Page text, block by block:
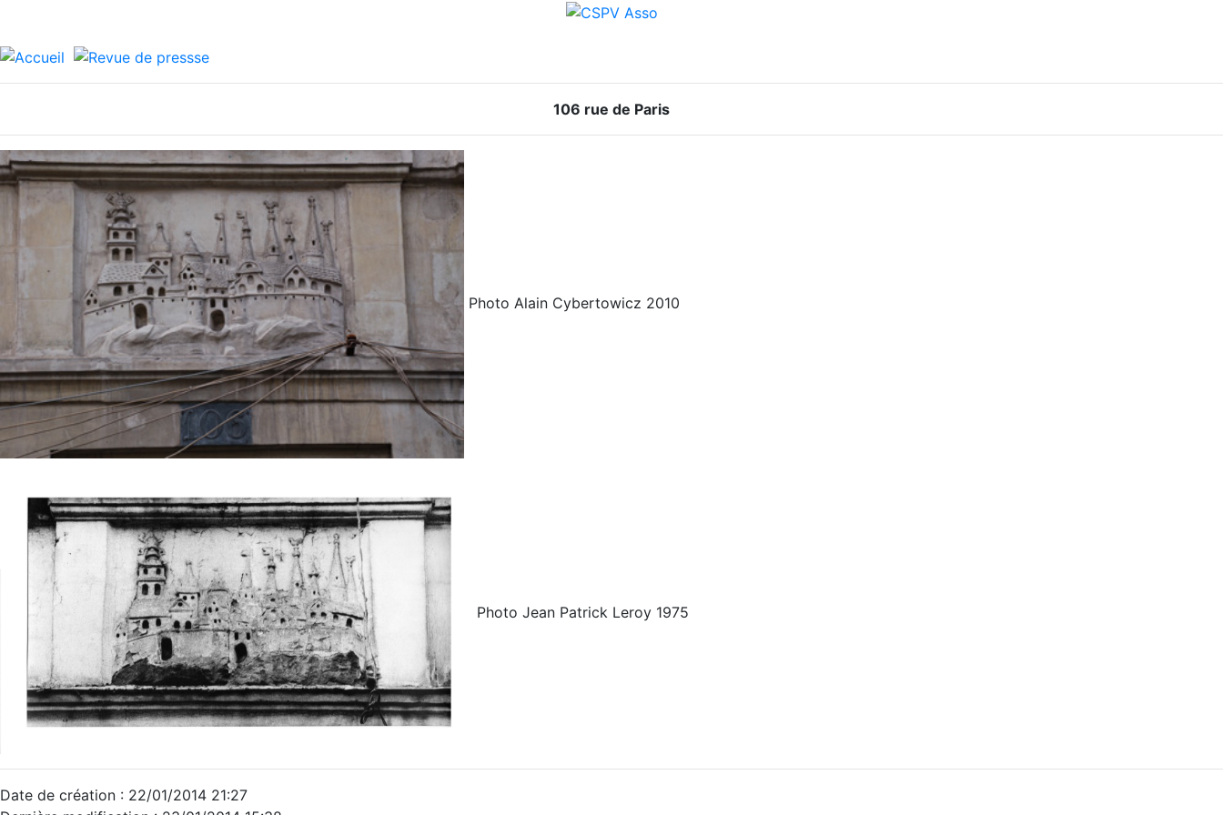
106 rue de Paris
Photo Alain Cybertowicz 2010
Photo Jean Patrick Leroy 1975
Date de création : 22/01/2014 21:27